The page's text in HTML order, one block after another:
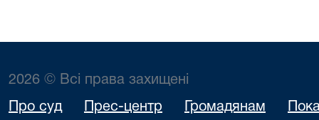
2026 © Всі права захищені
Про суд Прес-центр Громадянам